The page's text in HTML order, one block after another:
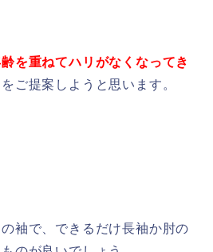
齢を重ねてハリがなくなってき
ご提案しようと思います。
袖で、できるだけ長袖か肘の